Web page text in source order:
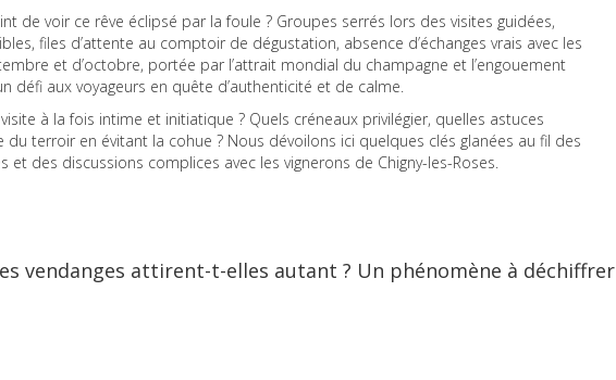
de voir ce rêve éclipsé par la foule ? Groupes serrés lors des visites guidées,
files d’attente au comptoir de dégustation, absence d’échanges vrais avec les
et d’octobre, portée par l’attrait mondial du champagne et l’engouement
défi aux voyageurs en quête d’authenticité et de calme.
à la fois intime et initiatique ? Quels créneaux privilégier, quelles astuces
du terroir en évitant la cohue ? Nous dévoilons ici quelques clés glanées au fil des
et des discussions complices avec les vignerons de Chigny-les-Roses.
vendanges attirent-t-elles autant ? Un phénomène à déchiffrer